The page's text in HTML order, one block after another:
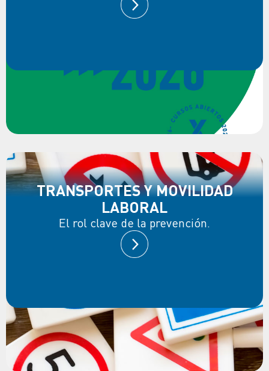
TRANSPORTES Y MOVILIDAD
LABORAL
El rol clave de la prevención.